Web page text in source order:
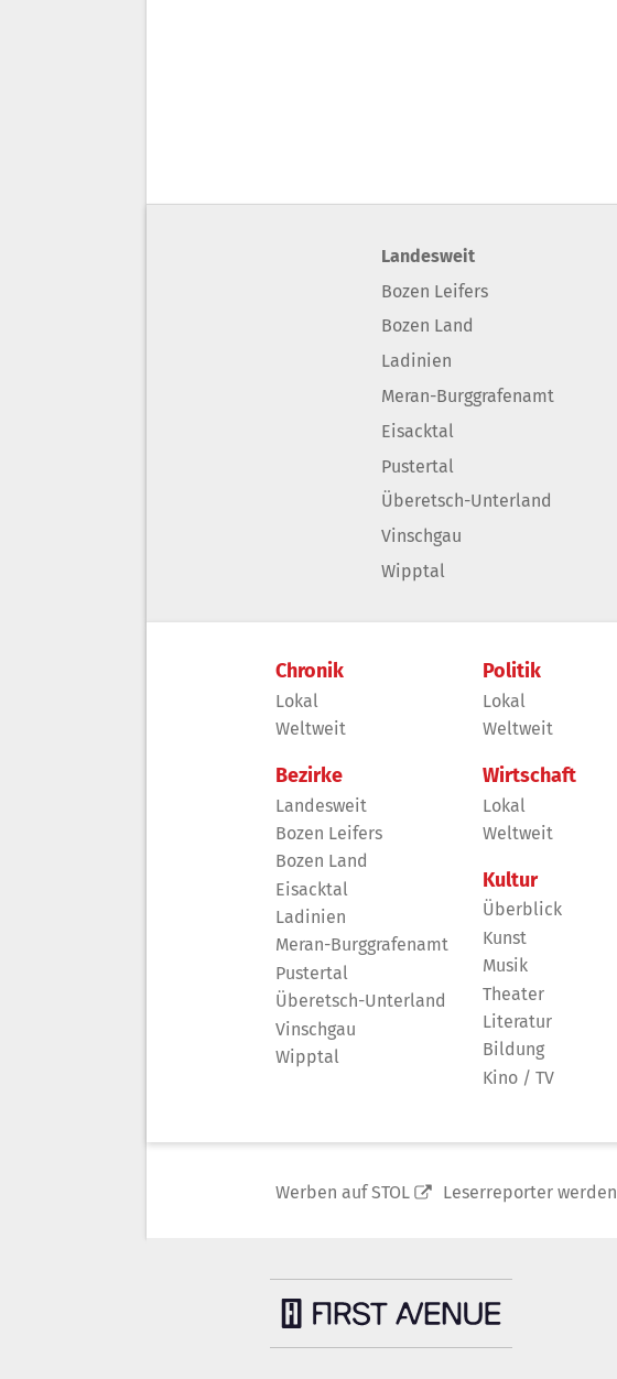
Landesweit
Bozen Leifers
Bozen Land
Ladinien
Meran-Burggrafenamt
Eisacktal
Pustertal
Überetsch-Unterland
Vinschgau
Wipptal
Chronik
Lokal
Weltweit
Bezirke
Landesweit
Bozen Leifers
Bozen Land
Eisacktal
Ladinien
Meran-Burggrafenamt
Pustertal
Überetsch-Unterland
Vinschgau
Wipptal
Politik
Lokal
Weltweit
Wirtschaft
Lokal
Weltweit
Kultur
Überblick
Kunst
Musik
Theater
Literatur
Bildung
Kino / TV
Werben auf STOL Leserreporter werden